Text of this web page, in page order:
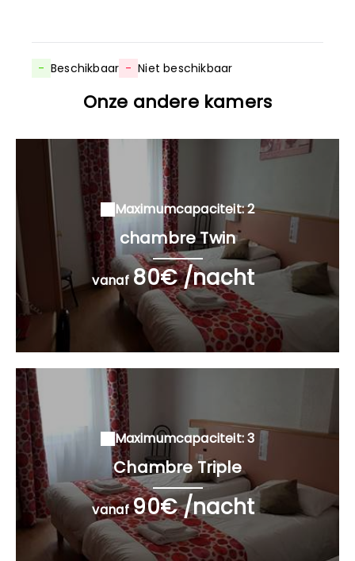
- Beschikbaar - Niet beschikbaar
Onze andere kamers
Maximumcapaciteit: 2
chambre Twin
vanaf80€ /nacht
Maximumcapaciteit: 3
Chambre Triple
vanaf90€ /nacht